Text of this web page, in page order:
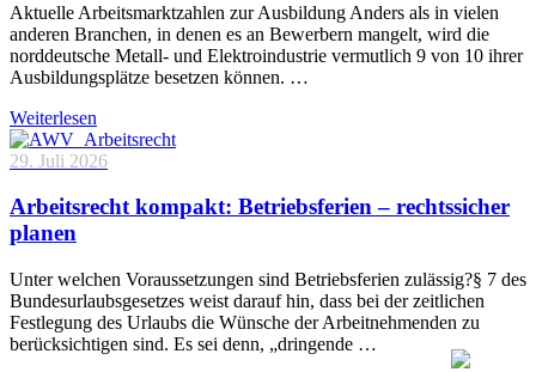
Aktuelle Arbeitsmarktzahlen zur Ausbildung Anders als in vielen
anderen Branchen, in denen es an Bewerbern mangelt, wird die
norddeutsche Metall- und Elektroindustrie vermutlich 9 von 10 ihrer
Ausbildungsplätze besetzen können. …
Weiterlesen
29. Juli 2026
Arbeitsrecht kompakt: Betriebsferien – rechtssicher
planen
Unter welchen Voraussetzungen sind Betriebsferien zulässig?§ 7 des
Bundesurlaubsgesetzes weist darauf hin, dass bei der zeitlichen
Festlegung des Urlaubs die Wünsche der Arbeitnehmenden zu
berücksichtigen sind. Es sei denn, „dringende …